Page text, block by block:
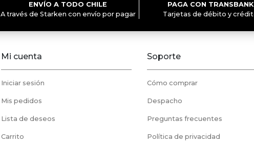
ENVÍO A TODO CHILE
A través de Starken con envío por pagar
PAGA CON TRANSBANK
Tarjetas de débito y
Mi cuenta
Iniciar sesión
Mis pedidos
Lista de deseos
Carrito
Soporte
Cómo comprar
Despacho
Preguntas frecuentes
Política de privacidad